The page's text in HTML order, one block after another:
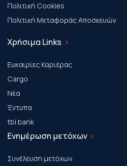
Πολιτική Cookies
Πολιτική Μεταφοράς Αποσκευών
Χρήσιμα Links
Ευκαιρίες Καριέρας
Cargo
Νέα
Έντυπα
tbi bank
Ενημέρωση μετόχων
Συνέλευση μετόχων